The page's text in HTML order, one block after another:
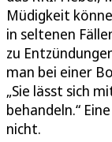
Müdigkeit
in seltenen
zu
man bei einer
„Sie lässt sich
behandeln.“
nicht.